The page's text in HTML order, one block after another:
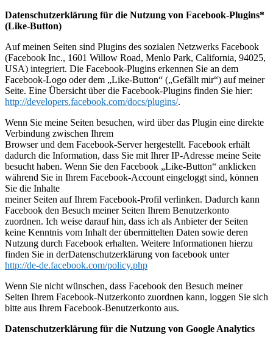
Datenschutzerklärung für die Nutzung von Facebook-Plugins*
(Like-Button)
Auf meinen Seiten sind Plugins des sozialen Netzwerks Facebook
(Facebook Inc., 1601 Willow Road, Menlo Park, California, 94025,
USA) integriert. Die Facebook-Plugins erkennen Sie an dem
Facebook-Logo oder dem „Like-Button“ („Gefällt mir“) auf meiner
Seite. Eine Übersicht über die Facebook-Plugins finden Sie hier:
http://developers.facebook.com/docs/plugins/.
Wenn Sie meine Seiten besuchen, wird über das Plugin eine direkte
Verbindung zwischen Ihrem
Browser und dem Facebook-Server hergestellt. Facebook erhält
dadurch die Information, dass Sie mit Ihrer IP-Adresse meine Seite
besucht haben. Wenn Sie den Facebook „Like-Button“ anklicken
während Sie in Ihrem Facebook-Account eingeloggt sind, können
Sie die Inhalte
meiner Seiten auf Ihrem Facebook-Profil verlinken. Dadurch kann
Facebook den Besuch meiner Seiten Ihrem Benutzerkonto
zuordnen. Ich weise darauf hin, dass ich als Anbieter der Seiten
keine Kenntnis vom Inhalt der übermittelten Daten sowie deren
Nutzung durch Facebook erhalten. Weitere Informationen hierzu
finden Sie in derDatenschutzerklärung von facebook unter
http://de-de.facebook.com/policy.php
Wenn Sie nicht wünschen, dass Facebook den Besuch meiner
Seiten Ihrem Facebook-Nutzerkonto zuordnen kann, loggen Sie sich
bitte aus Ihrem Facebook-Benutzerkonto aus.
Datenschutzerklärung für die Nutzung von Google Analytics